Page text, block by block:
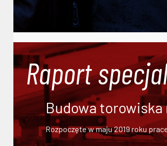
Raport
Budowa torowiska
Rozpoczęte w maju 2019 roku